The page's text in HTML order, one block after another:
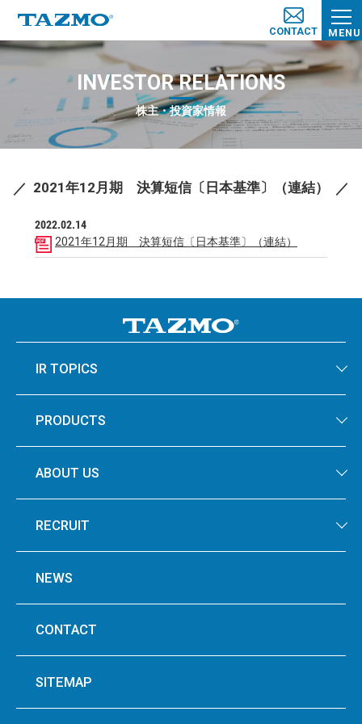
MENU
CONTACT
INVESTOR RELATIONS
株主・投資家情報
2021年12月期 決算短信〔日本基準〕（連結）
2022.02.14
2021年12月期 決算短信〔日本基準〕（連結）
IR TOPICS
PRODUCTS
ABOUT US
RECRUIT
NEWS
CONTACT
SITEMAP